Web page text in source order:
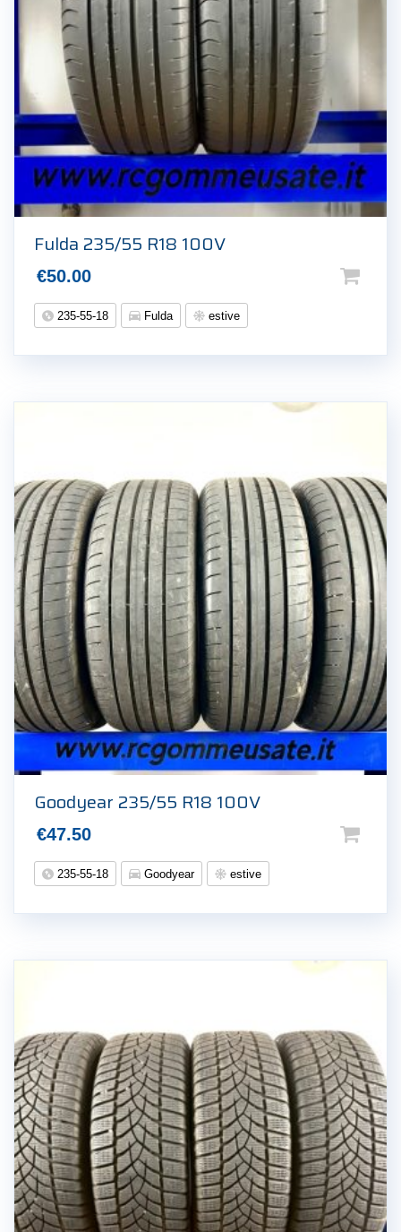
Fulda 235/55 R18 100V
€50.00
235-55-18 Fulda estive
Goodyear 235/55 R18 100V
€47.50
235-55-18 Goodyear estive